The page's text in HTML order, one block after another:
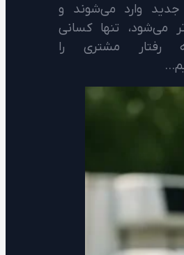
جدید وارد می‌شوند و
می‌شود، تنها کسانی
رفتار مشتری را